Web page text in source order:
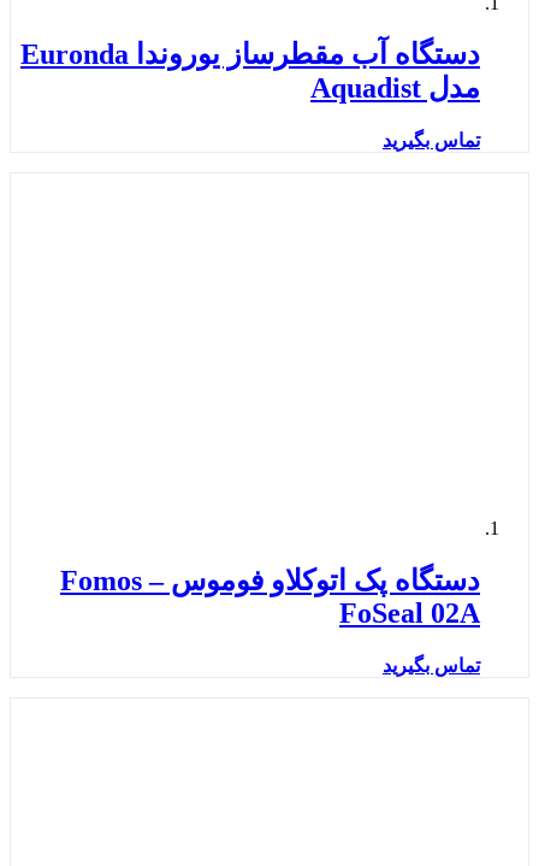
دستگاه آب مقطرساز یوروندا Euronda
مدل Aquadist
تماس بگیرید
دستگاه پک اتوکلاو فوموس – Fomos
FoSeal 02A
تماس بگیرید